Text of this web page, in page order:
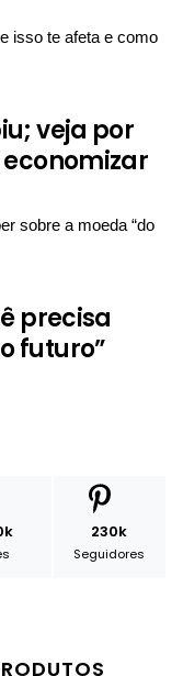
veja por
economizar
precisa
futuro”
230k
Seguidores